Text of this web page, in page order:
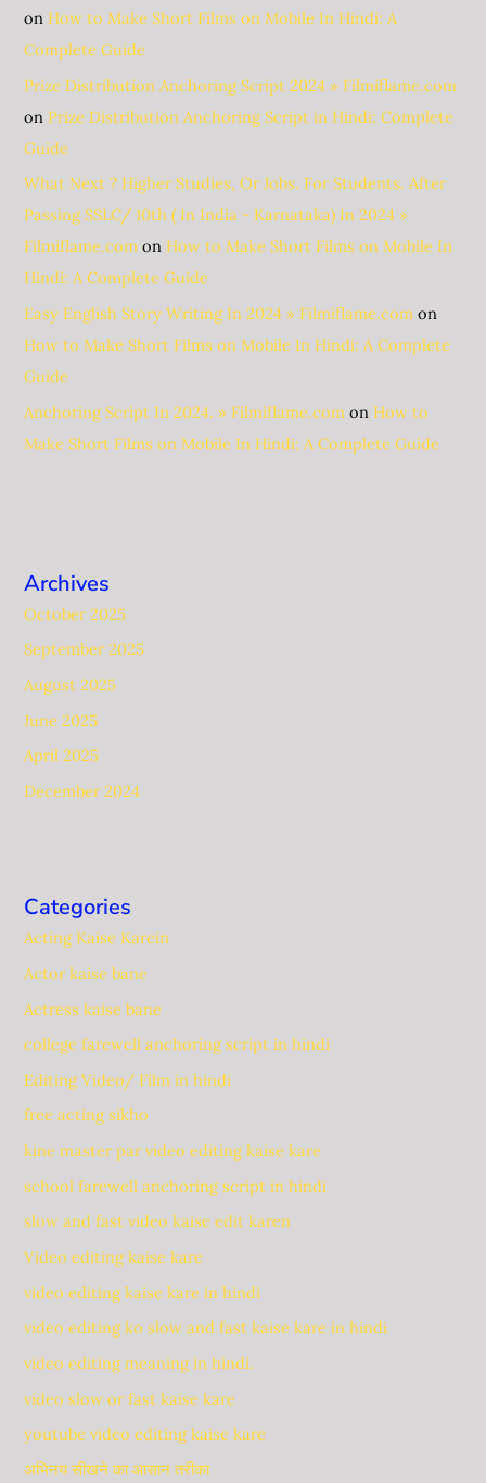
on How to Make Short Films on Mobile In Hindi: A
Complete Guide
Prize Distribution Anchoring Script 2024 » Filmiflame.com
on Prize Distribution Anchoring Script in Hindi: Complete
Guide
What Next ? Higher Studies, Or Jobs. For Students. After
Passing SSLC/ 10th ( In India - Karnataka) In 2024 »
Filmiflame.com on How to Make Short Films on Mobile In
Hindi: A Complete Guide
Easy English Story Writing In 2024 » Filmiflame.com on
How to Make Short Films on Mobile In Hindi: A Complete
Guide
Anchoring Script In 2024. » Filmiflame.com on How to
Make Short Films on Mobile In Hindi: A Complete Guide
Archives
October 2025
September 2025
August 2025
June 2025
April 2025
December 2024
Categories
Acting Kaise Karein
Actor kaise bane
Actress kaise bane
college farewell anchoring script in hindi
Editing Video/ Film in hindi
free acting sikho
kine master par video editing kaise kare
school farewell anchoring script in hindi
slow and fast video kaise edit karen
Video editing kaise kare
video editing kaise kare in hindi
video editing ko slow and fast kaise kare in hindi
video editing meaning in hindi.
video slow or fast kaise kare
youtube video editing kaise kare
अभिनय सीखने का आसान तरीका